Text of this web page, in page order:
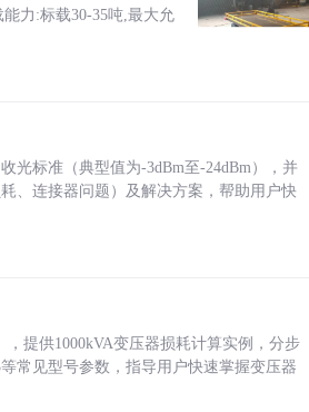
力:标载30-35吨,最大允
光标准（典型值为-3dBm至-24dBm），并
、连接器问题）及解决方案，帮助用户快
提供1000kVA变压器损耗计算实例，分步
常见型号参数，指导用户快速掌握变压器